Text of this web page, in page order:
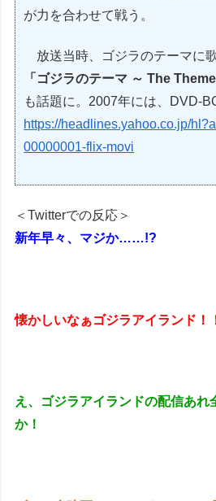
が力を合わせて戦う。
放送当時、ゴジラのテーマに
「ゴジラのテーマ ～ The
も話題に。2007年には、DVD-
https://headlines.yahoo.co.jp/
00000001-flix-movi
＜Twitterでの反応＞
新年早々、マジか……!?
懐かしいなぁゴジラアイランド！
え、ゴジラアイランドの配信あれ
か！